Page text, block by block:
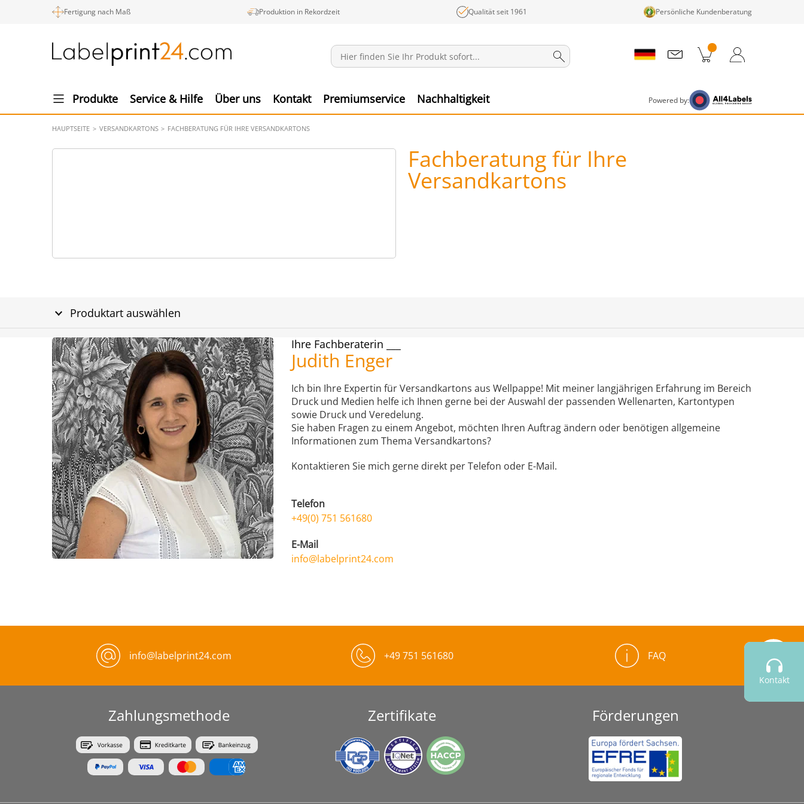
Fertigung nach Maß Produktion in Rekordzeit Qualität seit 1961 Persönliche Kundenberatung
Produkte Service & Hilfe Über uns Kontakt Premiumservice Nachhaltigkeit Powered by:
Kontakt
HAUPTSEITE VERSANDKARTONS FACHBERATUNG FÜR IHRE VERSANDKARTONS
Fachberatung für Ihre
Versandkartons
Produktart auswählen
Ihre Fachberaterin
Judith Enger
Ich bin Ihre Expertin für Versandkartons aus Wellpappe! Mit meiner langjährigen Erfahrung im Bereich
Druck und Medien helfe ich Ihnen gerne bei der Auswahl der passenden Wellenarten, Kartontypen
sowie Druck und Veredelung.
Sie haben Fragen zu einem Angebot, möchten Ihren Auftrag ändern oder benötigen allgemeine
Informationen zum Thema Versandkartons?
Kontaktieren Sie mich gerne direkt per Telefon oder E-Mail.
Telefon
+49(0) 751 561680
E-Mail
info@labelprint24.com
info@labelprint24.com +49 751 561680 FAQ
Zahlungsmethode Zertifikate Förderungen